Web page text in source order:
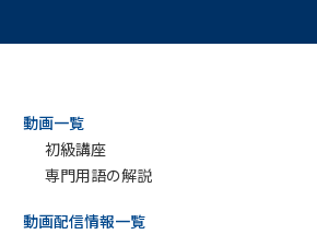
動画一覧
初級講座
専門用語の解説
動画配信情報一覧